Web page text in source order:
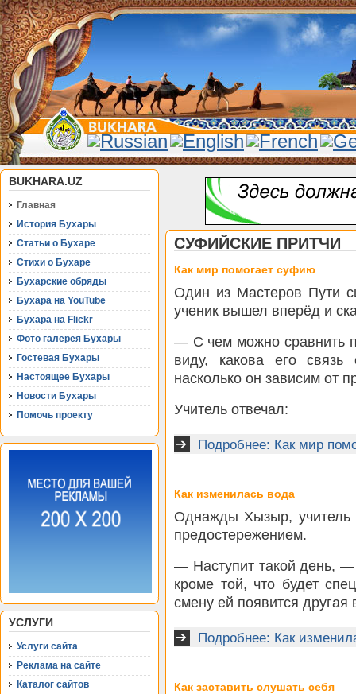
BUKHARA.UZ
Главная
История Бухары
Статьи о Бухаре
Стихи о Бухаре
Бухарские обряды
Бухара на YouTube
Бухара на Flickr
Фото галерея Бухары
Гостевая Бухары
Настоящее Бухары
Новости Бухары
Помочь проекту
УСЛУГИ
Услуги сайта
Реклама на сайте
Каталог сайтов
СУФИЙСКИЕ ПРИТЧИ
Как мир помогает суфию
Один из Мастеров Пути
ученик вышел вперёд и
— С чем можно сравнить
виду, какова его
насколько он зависим от
Учитель отвечал:
Подробнее: Как мир
Как изменилась вода
Однажды Хызыр, учитель
предостережением.
— Наступит такой день,
кроме той, что будет
смену ей появится
Подробнее: Как
Как заставить слушать себя